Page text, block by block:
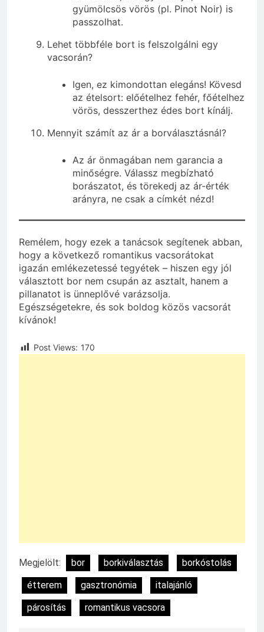
gyümölcsös vörös (pl. Pinot Noir) is
passzolhat.
Lehet többféle bort is felszolgálni egy
vacsorán?
Igen, ez kimondottan elegáns! Kövesd
az ételsort: előételhez fehér, főételhez
vörös, desszerthez édes bort kínálj.
Mennyit számít az ár a borválasztásnál?
Az ár önmagában nem garancia a
minőségre. Válassz megbízható
borászatot, és törekedj az ár-érték
arányra, ne csak a címkét nézd!
Remélem, hogy ezek a tanácsok segítenek abban,
hogy a következő romantikus vacsorátokat
igazán emlékezetessé tegyétek – hiszen egy jól
választott bor nem csupán az asztalt, hanem a
pillanatot is ünneplővé varázsolja.
Egészségetekre, és sok boldog közös vacsorát
kívánok!
Post Views: 170
Megjelölt: bor borkiválasztás
borkóstolás
étterem
gasztronómia
italajánló
párosítás
romantikus vacsora